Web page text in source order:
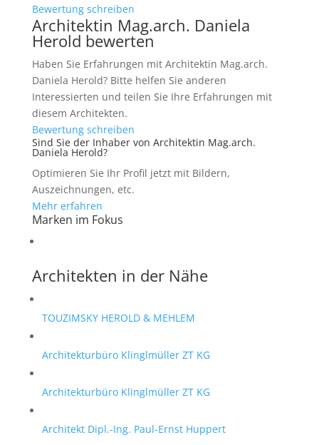
Bewertung schreiben
Architektin Mag.arch. Daniela
Herold bewerten
Haben Sie Erfahrungen mit Architektin Mag.arch.
Daniela Herold? Bitte helfen Sie anderen
Interessierten und teilen Sie Ihre Erfahrungen mit
diesem Architekten.
Bewertung schreiben
Sind Sie der Inhaber von Architektin Mag.arch.
Daniela Herold?
Optimieren Sie Ihr Profil jetzt mit Bildern,
Auszeichnungen, etc.
Mehr erfahren
Marken im Fokus
Architekten in der Nähe
TOUZIMSKY HEROLD & MEHLEM
Architekturbüro Klinglmüller ZT KG
Architekturbüro Klinglmüller ZT KG
Architekt Dipl.-Ing. Paul-Ernst Huppert